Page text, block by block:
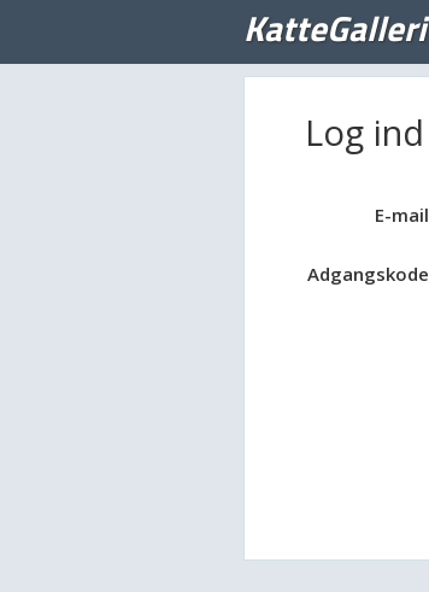
KatteGalleri
Log ind
E-mail
Adgangskode